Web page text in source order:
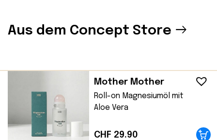
Aus dem Concept Store
Mother Mother
Roll-on Magnesiumöl mit
Aloe Vera
CHF 29.90